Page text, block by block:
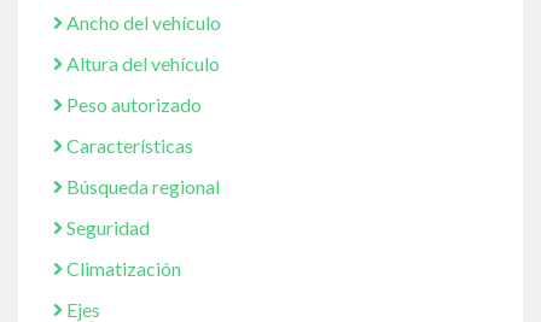
Ancho del vehículo
Altura del vehículo
Peso autorizado
Características
Búsqueda regional
Seguridad
Climatización
Ejes